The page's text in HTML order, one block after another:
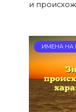
и
ИМЕНА НА